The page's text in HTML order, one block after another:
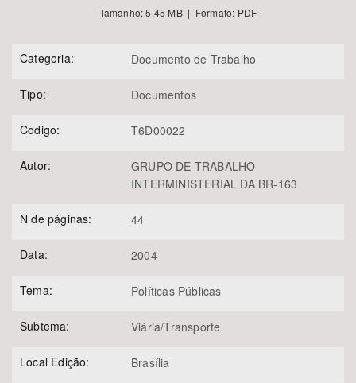
Tamanho: 5.45 MB | Formato: PDF
Categoria: Documento de Trabalho
Tipo: Documentos
Codigo: T6D00022
Autor:
GRUPO DE TRABALHO
INTERMINISTERIAL DA BR-163
N de páginas: 44
Data: 2004
Tema: Políticas Públicas
Subtema: Viária/Transporte
Local Edição: Brasília